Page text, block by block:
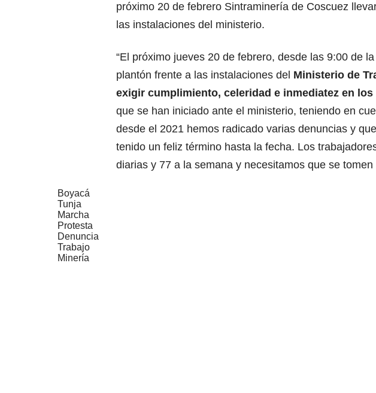
próximo 20 de febrero Sintraminería de Coscuez
las instalaciones del ministerio.
“El próximo jueves 20 de febrero, desde las 9:00 de
plantón frente a las instalaciones del Ministerio de
exigir cumplimiento, celeridad e inmediatez en
que se han iniciado ante el ministerio, teniendo en
desde el 2021 hemos radicado varias denuncias y
tenido un feliz término hasta la fecha. Los
diarias y 77 a la semana y necesitamos que se tomen
Boyacá
Tunja
Marcha
Protesta
Denuncia
Trabajo
Minería